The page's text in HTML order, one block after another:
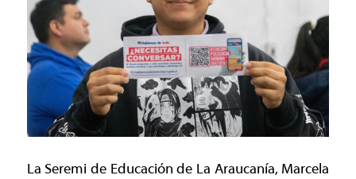
La Seremi de Educación de La Araucanía, Marcela